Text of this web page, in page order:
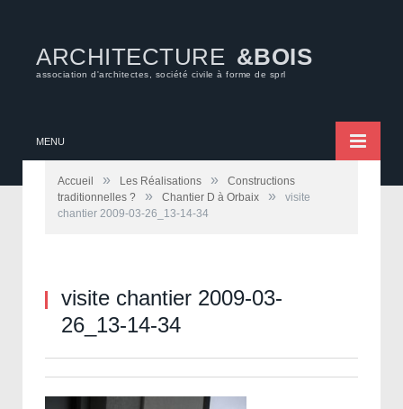
ARCHITECTURE &BOIS
association d'architectes, société civile à forme de sprl
MENU
Accueil » Les Réalisations »
Constructions
traditionnelles ?
» Chantier D à Orbaix »
visite
chantier 2009-03-26_13-14-34
visite chantier 2009-03-
26_13-14-34